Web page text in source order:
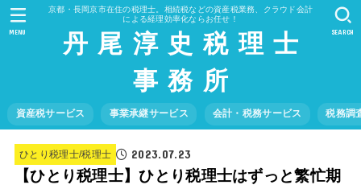
京都・長岡京市在住の税理士。相続税などの資産税業務、クラウド会計
による経理効率化ならお任せ！
丹 尾 淳 史 税 理 士
事 務 所
資産税サービス 事業承継サービス 会計・税務サービス 税務調
SEARCH
MENU
ひとり税理士/税理士 2023.07.23
【ひとり税理士】ひとり税理士はずっと繁忙期